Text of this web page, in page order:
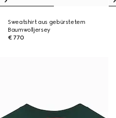
Sweatshirt aus gebürstetem
Baumwolljersey
€ 770